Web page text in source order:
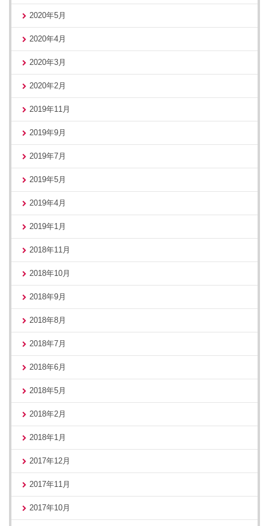
2020年5月
2020年4月
2020年3月
2020年2月
2019年11月
2019年9月
2019年7月
2019年5月
2019年4月
2019年1月
2018年11月
2018年10月
2018年9月
2018年8月
2018年7月
2018年6月
2018年5月
2018年2月
2018年1月
2017年12月
2017年11月
2017年10月